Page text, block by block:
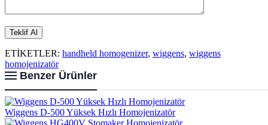
ETİKETLER: handheld homogenizer, wiggens, wiggens
homojenizatör
Benzer Ürünler
Wiggens D-500 Yüksek Hızlı Homojenizatör